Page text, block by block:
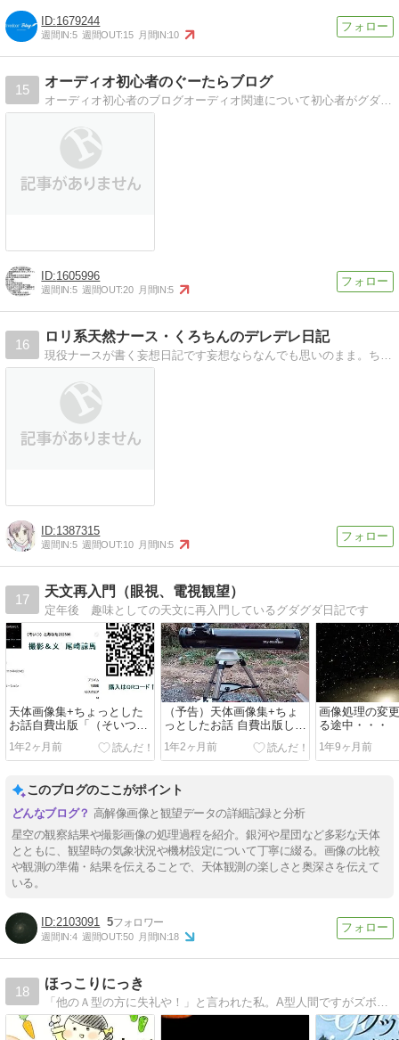
1679244
週間IN:5 週間OUT:15 月間IN:10
15
オーディオ初心者のぐーたらブログ
オーディオ初心者のブログオーディオ関連について初心者がグダグダ書くブログ
1605996
週間IN:5 週間OUT:20 月間IN:5
16
ロリ系天然ナース・くろちんのデレデレ日記
現役ナースが書く妄想日記です妄想ならなんでも思いのまま。ちょっとエッチで天然なくろちんワールドを楽しんでね
1387315
週間IN:5 週間OUT:10 月間IN:5
17
天文再入門（眼視、電視観望）
定年後 趣味としての天文に再入門しているグダグダ日記です
天体画像集+ちょっとした
お話自費出版「（そいつ）
6207とあなた」
1年2ヶ月前
（予告）天体画像集+ちょ
っとしたお話 自費出版しま
す
1年2ヶ月前
画像処理の変
る途中・・・
1年9ヶ月前
このブログのここがポイント
高解像画像と観望データの詳細記録と分析
星空の観察結果や撮影画像の処理過程を紹介。銀河や星団など多彩な天体
とともに、観望時の気象状況や機材設定について丁寧に綴る。画像の比較
や観測の準備・結果を伝えることで、天体観測の楽しさと奥深さを伝えて
いる。
2103091 5
週間IN:4 週間OUT:50 月間IN:18
18
ほっこりにっき
「他のＡ型の方に失礼や！」と言われた私。A型人間ですがズボラ。でも変なトコでキッチリＡ型人間。な日記です。